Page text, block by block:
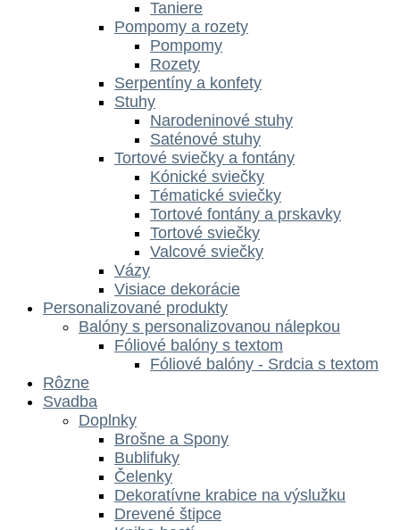
Taniere
Pompomy a rozety
Pompomy
Rozety
Serpentíny a konfety
Stuhy
Narodeninové stuhy
Saténové stuhy
Tortové sviečky a fontány
Kónické sviečky
Tématické sviečky
Tortové fontány a prskavky
Tortové sviečky
Valcové sviečky
Vázy
Visiace dekorácie
Personalizované produkty
Balóny s personalizovanou nálepkou
Fóliové balóny s textom
Fóliové balóny - Srdcia s textom
Rôzne
Svadba
Doplnky
Brošne a Spony
Bublifuky
Čelenky
Dekoratívne krabice na výslužku
Drevené štipce